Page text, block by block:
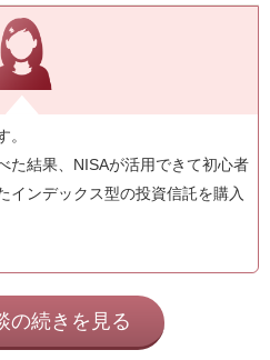
た結果、NISAが活用できて初心者
インデックス型の投資信託を購入
の続きを見る